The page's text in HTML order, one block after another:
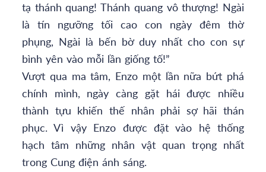
tạ thánh quang! Thánh quang vô thượng! Ngài
là tín ngưỡng tối cao con ngày đêm thờ
phụng, Ngài là bến bờ duy nhất cho con sự
bình yên vào mỗi lần giống tố!”
Vượt qua ma tâm, Enzo một lần nữa bứt phá
chính mình, ngày càng gặt hái được nhiều
thành tựu khiến thế nhân phải sợ hãi thán
phục. Vì vậy Enzo được đặt vào hệ thống
hạch tâm những nhân vật quan trọng nhất
trong Cung điện ánh sáng.